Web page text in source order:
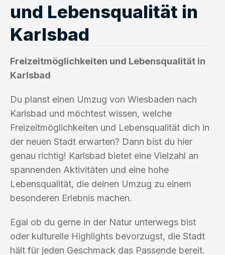
und Lebensqualität in
Karlsbad
Freizeitmöglichkeiten und Lebensqualität in
Karlsbad
Du planst einen Umzug von Wiesbaden nach
Karlsbad und möchtest wissen, welche
Freizeitmöglichkeiten und Lebensqualität dich in
der neuen Stadt erwarten? Dann bist du hier
genau richtig! Karlsbad bietet eine Vielzahl an
spannenden Aktivitäten und eine hohe
Lebensqualität, die deinen Umzug zu einem
besonderen Erlebnis machen.
Egal ob du gerne in der Natur unterwegs bist
oder kulturelle Highlights bevorzugst, die Stadt
hält für jeden Geschmack das Passende bereit.